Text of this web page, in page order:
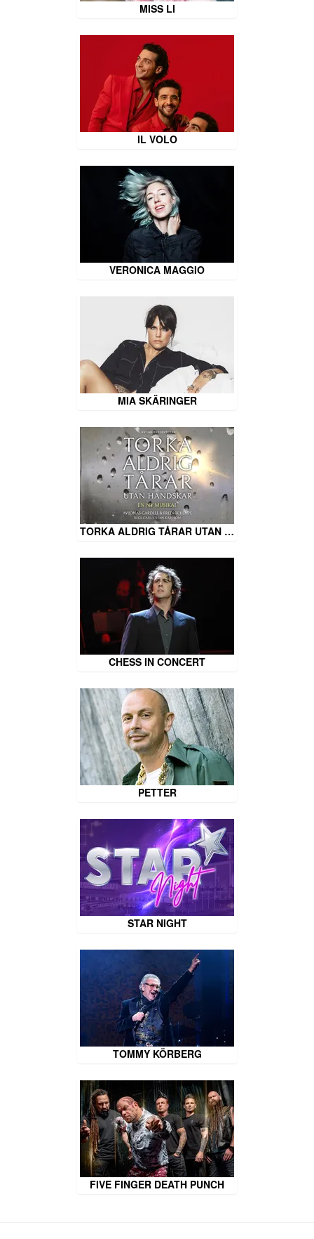
MISS LI
IL VOLO
VERONICA MAGGIO
MIA SKÄRINGER
TORKA ALDRIG TÅRAR UTAN …
CHESS IN CONCERT
PETTER
STAR NIGHT
TOMMY KÖRBERG
FIVE FINGER DEATH PUNCH